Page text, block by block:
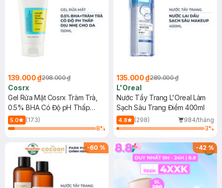
139.000 ₫298.000 ₫
Cosrx
Gel Rửa Mặt Cosrx Tràm Trà,
0.5% BHA Có Độ pH Thấp
150ml
5.0
(173)
8%
135.000 ₫289.000 ₫
L'Oreal
Nước Tẩy Trang L'Oreal Làm
Sạch Sâu Trang Điểm 400ml
4.8 (298)
984/tháng
3%
-60 % -42%